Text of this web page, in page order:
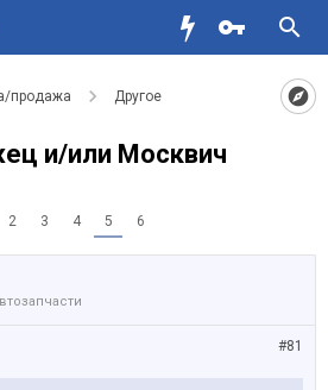
продажа Другое
и/или Москвич
2 3 4 5 6
#81